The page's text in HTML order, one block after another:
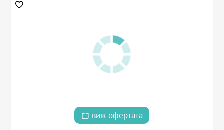
виж офертата